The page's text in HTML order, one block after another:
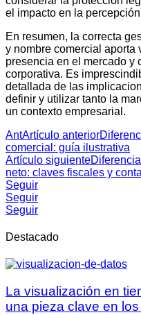
el impacto en la
En resumen, la correcta
y nombre comercial aporta
presencia en el mercado y
corporativa. Es
detallada de las
definir y utilizar tanto la
un contexto empresarial.
AntArtículo anterior
comercial: guía ilustrativa
Artículo siguiente
neto: claves fiscales y
Seguir
Seguir
Seguir
Destacado
La visualización en
una pieza clave en